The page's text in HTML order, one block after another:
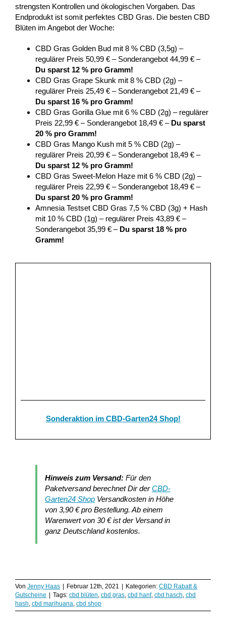
strengsten Kontrollen und ökologischen Vorgaben. Das
Endprodukt ist somit perfektes CBD Gras. Die besten CBD
Blüten im Angebot der Woche:
CBD Gras Golden Bud mit 8 % CBD (3,5g) –
regulärer Preis 50,99 € – Sonderangebot 44,99 € –
Du sparst 12 % pro Gramm!
CBD Gras Grape Skunk mit 8 % CBD (2g) –
regulärer Preis 25,49 € – Sonderangebot 21,49 € –
Du sparst 16 % pro Gramm!
CBD Gras Gorilla Glue mit 6 % CBD (2g) – regulärer
Preis 22,99 € – Sonderangebot 18,49 € – Du sparst
20 % pro Gramm!
CBD Gras Mango Kush mit 5 % CBD (2g) –
regulärer Preis 20,99 € – Sonderangebot 18,49 € –
Du sparst 12 % pro Gramm!
CBD Gras Sweet-Melon Haze mit 6 % CBD (2g) –
regulärer Preis 22,99 € – Sonderangebot 18,49 € –
Du sparst 20 % pro Gramm!
Amnesia Testset CBD Gras 7,5 % CBD (3g) + Hash
mit 10 % CBD (1g) – regulärer Preis 43,89 € –
Sonderangebot 35,99 € – Du sparst 18 % pro
Gramm!
Sonderaktion im CBD-Garten24 Shop!
Hinweis zum Versand:Für den
Paketversand berechnet Dir derCBD-
Garten24 ShopVersandkosten in Höhe
von 3,90 € pro Bestellung. Ab einem
Warenwert von 30 € ist der Versand in
ganz Deutschland kostenlos.
Von Jenny Haas Februar 12th, 2021 Kategorien: CBD Rabatt &
Gutscheine
Tags: cbd blüten, cbd gras, cbd hanf, cbd hasch, cbd
hash, cbd marihuana, cbd shop